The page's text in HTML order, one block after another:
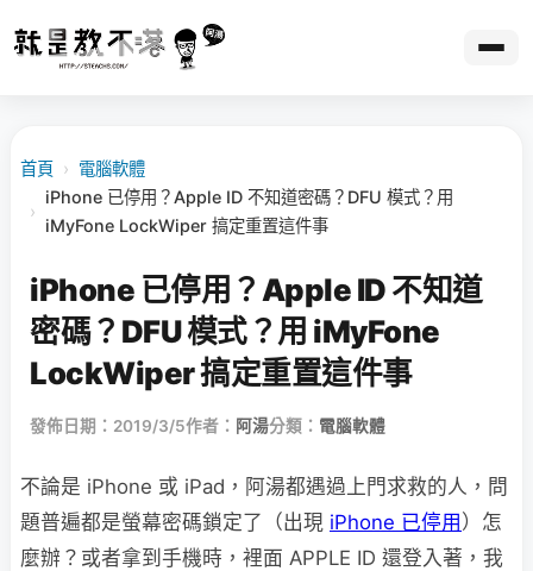
首頁 › 電腦軟體
›
iPhone 已停用？Apple ID 不知道密碼？DFU 模式？用
iMyFone LockWiper 搞定重置這件事
iPhone 已停用？Apple ID 不知道
密碼？DFU 模式？用 iMyFone
LockWiper 搞定重置這件事
發佈日期：2019/3/5作者： 阿湯分類： 電腦軟體
不論是 iPhone 或 iPad，阿湯都遇過上門求救的人，問
題普遍都是螢幕密碼鎖定了（出現 iPhone 已停用 ）怎
麼辦？或者拿到手機時，裡面 APPLE ID 還登入著，我